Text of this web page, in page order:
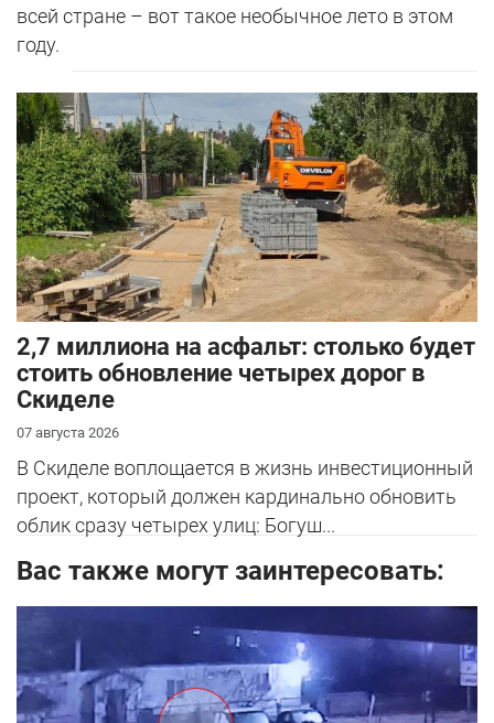
всей стране – вот такое необычное лето в этом
году.
2,7 миллиона на асфальт: столько будет
стоить обновление четырех дорог в
Скиделе
07 августа 2026
В Скиделе воплощается в жизнь инвестиционный
проект, который должен кардинально обновить
облик сразу четырех улиц: Богуш...
Вас также могут заинтересовать: